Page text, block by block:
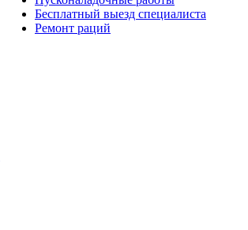
Бесплатный выезд специалиста
Ремонт раций